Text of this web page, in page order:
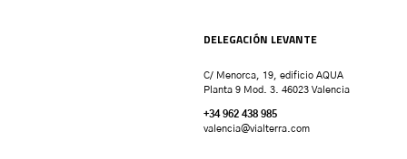
DELEGACIÓN LEVANTE
C/ Menorca, 19, edificio AQUA
Planta 9 Mod. 3. 46023 Valencia
+34 962 438 985
valencia@vialterra.com